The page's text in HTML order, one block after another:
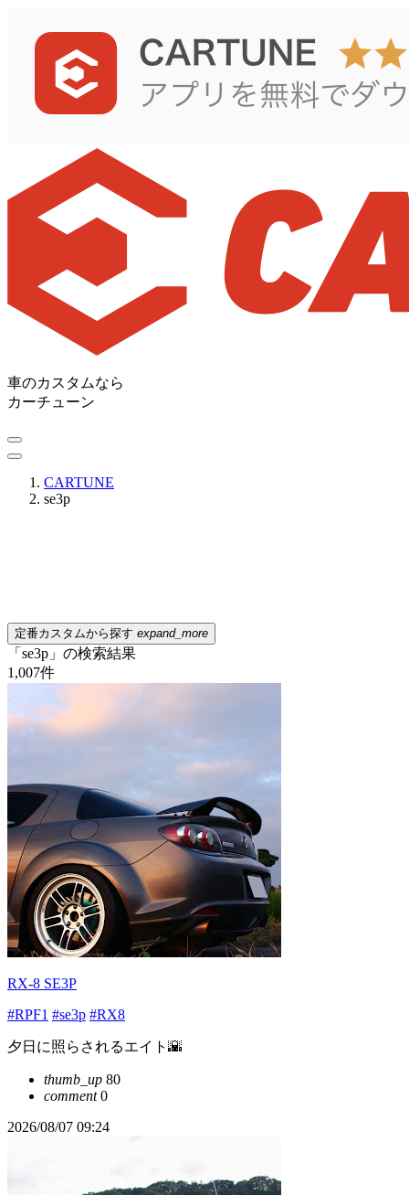
車のカスタムなら
カーチューン
CARTUNE
se3p
定番カスタムから探す expand_more
「se3p」の検索結果
1,007件
RX-8 SE3P
#RPF1 #se3p #RX8
夕日に照らされるエイト🌇
thumb_up 80
comment0
2026/08/07 09:24